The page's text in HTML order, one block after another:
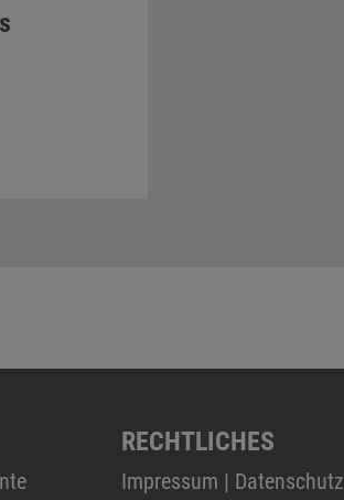
RECHTLICHES
Impressum | Datenschutz